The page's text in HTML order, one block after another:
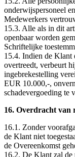
onderwijspersoneel
Medewerkers
15.3. Alle als in dit
openbaar worden
Schriftelijke
15.4. Indien de Klant
overtreedt, verbeurt
ingebrekestelling
EUR 10.000,-,
schadevergoeding te
16. Overdracht van
16.1. Zonder
de Klant niet
de Overeenkomst
16.2. De Klant zal